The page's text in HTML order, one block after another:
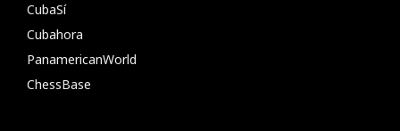
CubaSí
Cubahora
PanamericanWorld
ChessBase